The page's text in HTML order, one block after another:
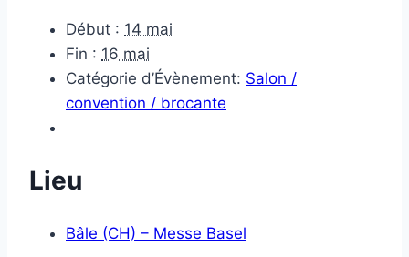
Début : 14 mai
Fin : 16 mai
Catégorie d’Évènement: Salon /
convention / brocante
Lieu
Bâle (CH) – Messe Basel